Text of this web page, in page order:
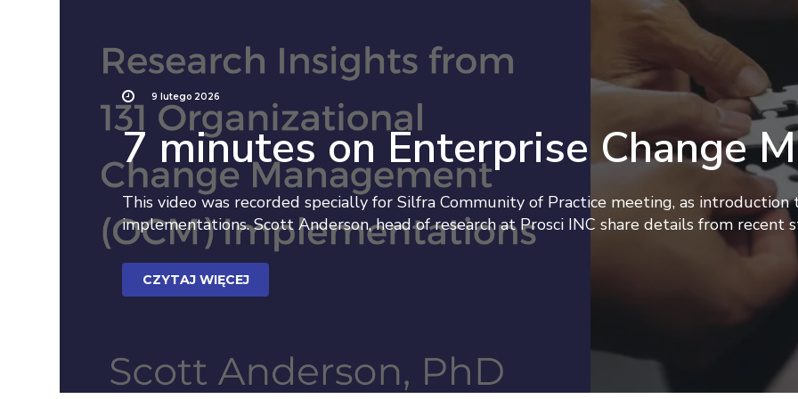
9 lutego 2026
7 minutes on Enterprise Change
This video was recorded specially for Silfra Community of Practice meeting, as
implementations. Scott Anderson, head of research at Prosci INC share details from recent
CZYTAJ WIĘCEJ